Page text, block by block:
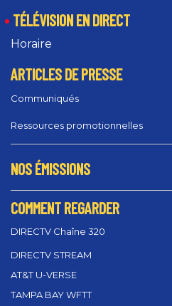
TÉLÉVISION EN DIRECT
Horaire
ARTICLES DE PRESSE
Communiqués
Ressources promotionnelles
NOS ÉMISSIONS
COMMENT REGARDER
DIRECTV Chaîne 320
DIRECTV STREAM
AT&T U-VERSE
TAMPA BAY WFTT